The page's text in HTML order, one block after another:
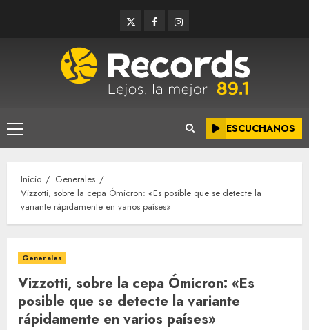
TwitterFacebookInstagram
Menú
principal
ESCUCHANOS
Inicio
Generales
Vizzotti, sobre la cepa Ómicron: «Es posible que se detecte la
variante rápidamente en varios países»
Generales
Vizzotti, sobre la cepa Ómicron: «Es
posible que se detecte la variante
rápidamente en varios países»